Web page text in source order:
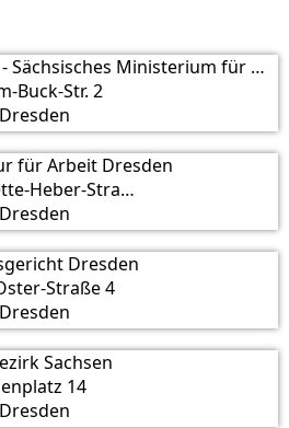
SMWA - Sächsisches Ministerium für Wirtschaft, Arbeit und Verkehr
Buck-Str. 2
für Arbeit Dresden
Henriette-Heber-Straße 6
Dresden
Straße 4
Sachsen
14